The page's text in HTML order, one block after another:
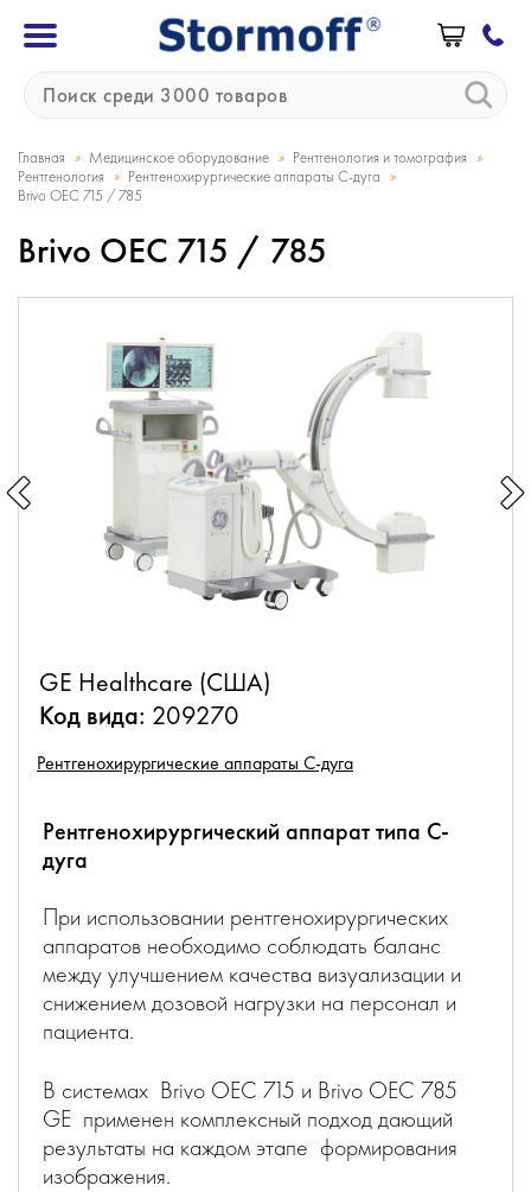
Главная » Медицинское оборудование » Рентгенология и томография »
Рентгенология » Рентгенохирургические аппараты С-дуга »
Brivo OEC 715 / 785
Brivo OEC 715 / 785
GE Healthcare (США)
Код вида: 209270
Рентгенохирургические аппараты С-дуга
Рентгенохирургический аппарат типа С-
дуга
При использовании рентгенохирургических
аппаратов необходимо соблюдать баланс
между улучшением качества визуализации и
снижением дозовой нагрузки на персонал и
пациента.
В системах Brivo OEC 715 и Brivo OEC 785
GE применен комплексный подход дающий
результаты на каждом этапе формирования
изображения.